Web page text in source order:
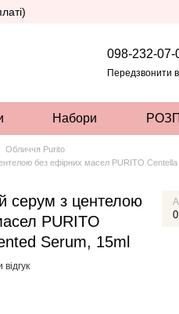
098-232-07-
Передзвонити
Набори
Обличчя Purito
без ефірних масел PURITO Centella
серум з центелою
PURITO
Serum, 15ml